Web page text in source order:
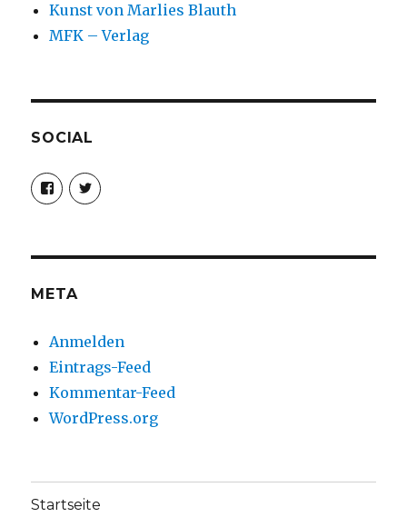
Kunst von Marlies Blauth
MFK – Verlag
SOCIAL
Profil
von
christoph.fleischer1
anzeigen
Profil
von
anzeigen
META
Anmelden
Eintrags-Feed
Kommentar-Feed
WordPress.org
Startseite